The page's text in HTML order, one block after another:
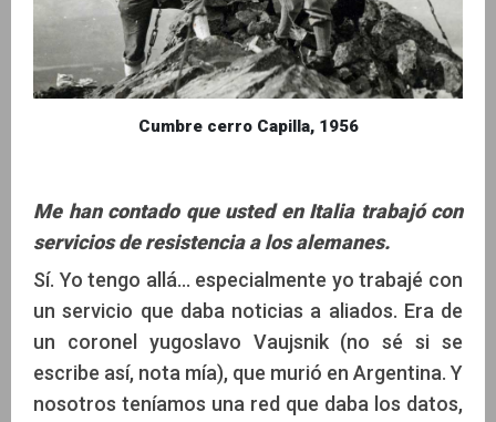
Cumbre cerro Capilla, 1956
Me han contado que usted en Italia trabajó con
servicios de resistencia a los alemanes.
Sí. Yo tengo allá… especialmente yo trabajé con
un servicio que daba noticias a aliados. Era de
un coronel yugoslavo Vaujsnik (no sé si se
escribe así, nota mía), que murió en Argentina. Y
nosotros teníamos una red que daba los datos,